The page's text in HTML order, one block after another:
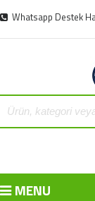
Whatsapp Destek
MENU